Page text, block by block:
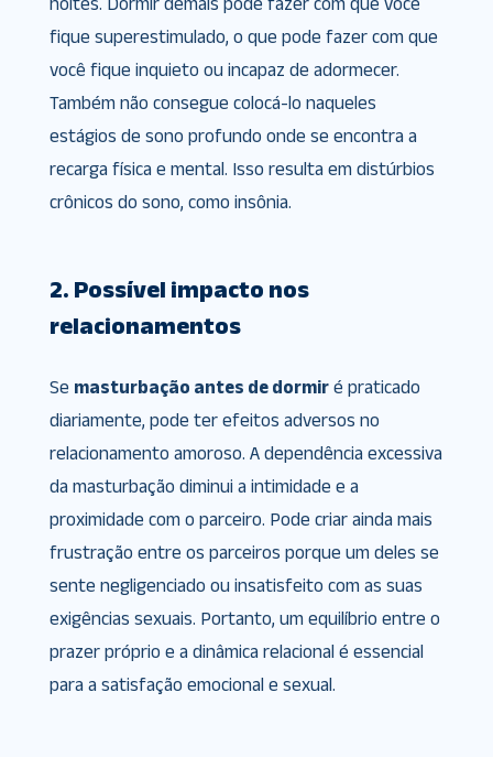
fique superestimulado, o que pode fazer com que
você fique inquieto ou incapaz de adormecer.
Também não consegue colocá-lo naqueles
estágios de sono profundo onde se encontra a
recarga física e mental. Isso resulta em distúrbios
crônicos do sono, como insônia.
2. Possível impacto nos
relacionamentos
Se masturbação antes de dormiré praticado
diariamente, pode ter efeitos adversos no
relacionamento amoroso. A dependência excessiva
da masturbação diminui a intimidade e a
proximidade com o parceiro. Pode criar ainda mais
frustração entre os parceiros porque um deles se
sente negligenciado ou insatisfeito com as suas
exigências sexuais. Portanto, um equilíbrio entre o
prazer próprio e a dinâmica relacional é essencial
para a satisfação emocional e sexual.